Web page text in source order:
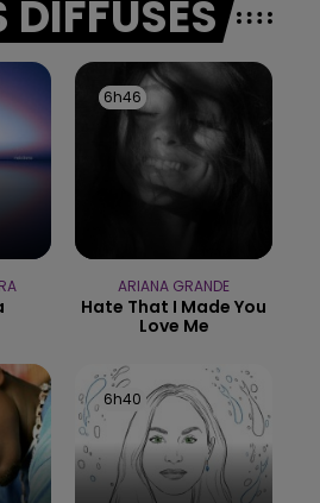
DIFFUSÉS
6h46
6h46
ARIANA GRANDE
Hate That I Made You
Love Me
6h40
6h40